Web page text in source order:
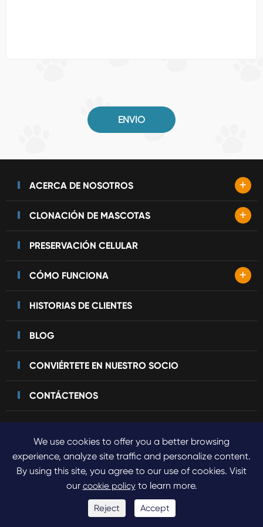
ENVÍO
ACERCA DE NOSOTROS +
CLONACIÓN DE MASCOTAS +
PRESERVACIÓN CELULAR
CÓMO FUNCIONA +
HISTORIAS DE CLIENTES
BLOG
CONVIÉRTETE EN NUESTRO SOCIO
CONTÁCTENOS
Derechos DE AUTOR© 2023 Sinogene Pet Cloning.Todos los
derechos reservados.
Sitemap Política de privacidad
We use cookies to offer you a better browsing
experience, analyze site traffic and personalize content.
By using this site, you agree to our use of cookies. Visit
our cookie policyto learn more.
Reject Accept